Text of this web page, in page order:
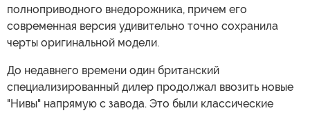
полноприводного внедорожника, причем его
современная версия удивительно точно сохранила
черты оригинальной модели.
До недавнего времени один британский
специализированный дилер продолжал ввозить новые
"Нивы" напрямую с завода. Это были классические